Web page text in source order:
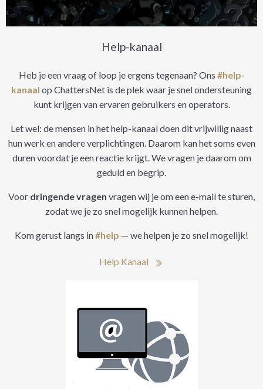
Help-kanaal
Heb je een vraag of loop je ergens tegenaan? Ons #help-
kanaal op ChattersNet is de plek waar je snel ondersteuning
kunt krijgen van ervaren gebruikers en operators.
Let wel: de mensen in het help-kanaal doen dit vrijwillig naast
hun werk en andere verplichtingen. Daarom kan het soms even
duren voordat je een reactie krijgt. We vragen je daarom om
geduld en begrip.
Voor dringende vragen vragen wij je om een e-mail te sturen,
zodat we je zo snel mogelijk kunnen helpen.
Kom gerust langs in#help — we helpen je zo snel mogelijk!
Help Kanaal